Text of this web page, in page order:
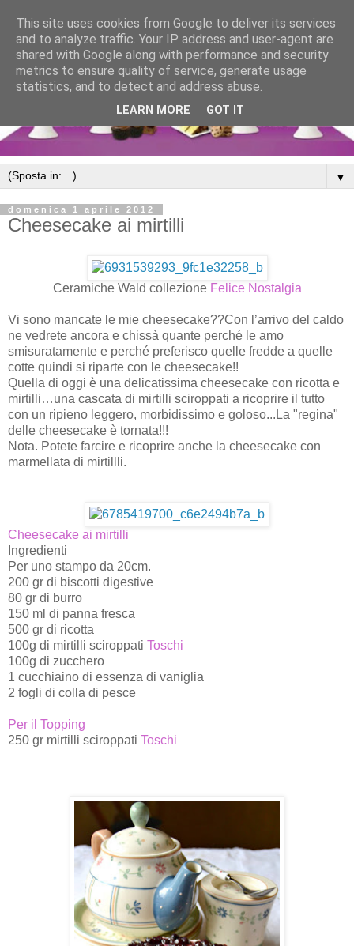
▼
domenica 1 aprile 2012
Cheesecake ai mirtilli
Ceramiche Wald collezione Felice Nostalgia
Vi sono mancate le mie cheesecake??Con l’arrivo del caldo
ne vedrete ancora e chissà quante perché le amo
smisuratamente e perché preferisco quelle fredde a quelle
cotte quindi si riparte con le cheesecake!!
Quella di oggi è una delicatissima cheesecake con ricotta e
mirtilli…una cascata di mirtilli sciroppati a ricoprire il tutto
con un ripieno leggero, morbidissimo e goloso...La "regina"
delle cheesecake è tornata!!!
Nota. Potete farcire e ricoprire anche la cheesecake con
marmellata di mirtillli.
Cheesecake ai mirtilli
Ingredienti
Per uno stampo da 20cm.
200 gr di biscotti digestive
80 gr di burro
150 ml di panna fresca
500 gr di ricotta
100g di mirtilli sciroppati Toschi
100g di zucchero
1 cucchiaino di essenza di vaniglia
2 fogli di colla di pesce
Per il Topping
250 gr mirtilli sciroppati Toschi
This site uses cookies from Google to deliver its services
and to analyze traffic. Your IP address and user-agent are
shared with Google along with performance and security
metrics to ensure quality of service, generate usage
statistics, and to detect and address abuse.
LEARN MORE GOT IT